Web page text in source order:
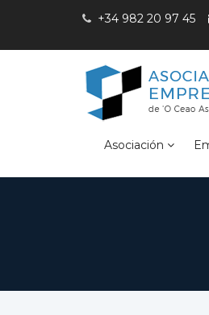
+34 982 20 97 45
Asociación